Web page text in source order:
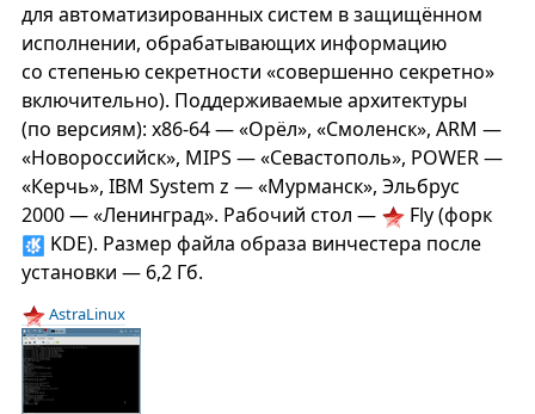
для автоматизированных систем в защищённом
исполнении, обрабатывающих информацию
со степенью секретности «совершенно секретно»
включительно). Поддерживаемые архитектуры
(по версиям): x86-64 — «Орёл», «Смоленск», ARM —
«Новороссийск», MIPS — «Севастополь», POWER —
«Керчь», IBM System z — «Мурманск», Эльбрус
2000 — «Ленинград». Рабочий стол —
Fly (форк
KDE). Размер файла образа винчестера после
установки — 6,2 Гб.
AstraLinux